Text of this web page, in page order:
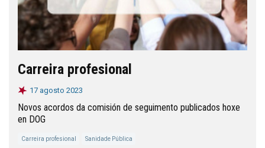
Carreira profesional
17 agosto 2023
Novos acordos da comisión de seguimento publicados hoxe
en DOG
Carreira profesional Sanidade Pública